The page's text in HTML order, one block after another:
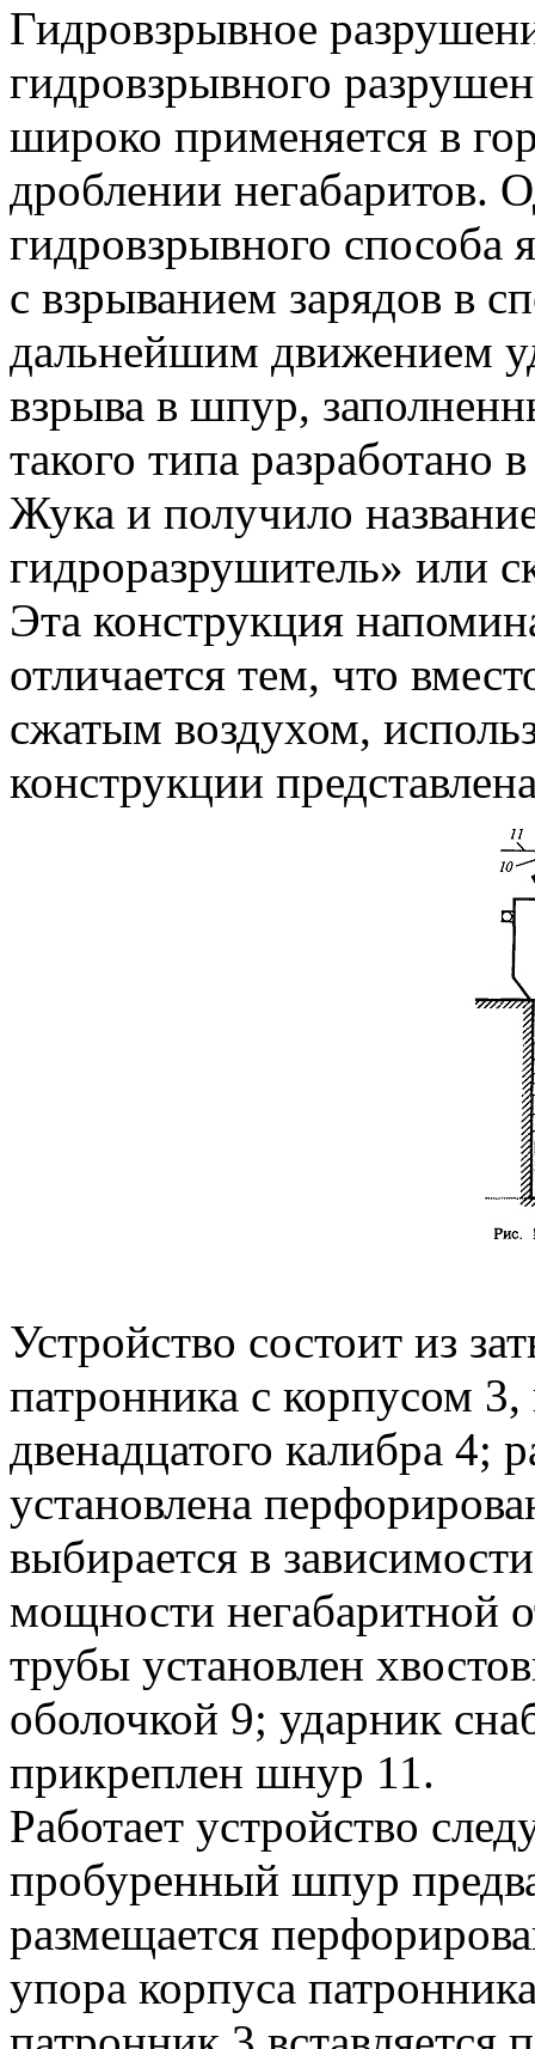
Гидровзрывное
гидровзрывного
широко применяется в
дроблении негабаритов.
гидровзрывного способа
с взрыванием зарядов в
дальнейшим движением
взрыва в шпур,
такого типа
Жука и получило
гидроразрушитель» или
Эта конструкция
отличается тем, что
сжатым воздухом,
конструкции
Устройство состоит из
патронника с корпусом 3,
двенадцатого калибра 4;
установлена
выбирается в
мощности негабаритной
трубы установлен
оболочкой 9; ударник
прикреплен шнур 11.
Работает устройство
пробуренный шпур
размещается
упора корпуса